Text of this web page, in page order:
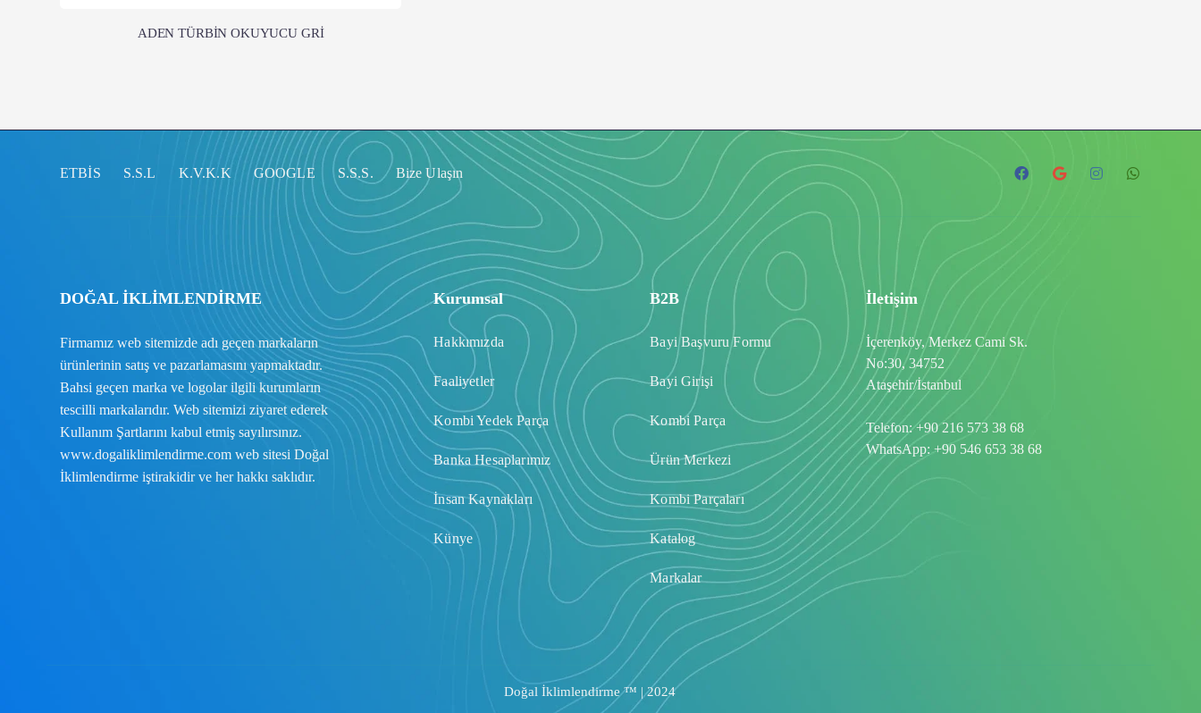
ADEN TÜRBİN OKUYUCU GRİ
ETBİS S.S.L K.V.K.K GOOGLE S.S.S. Bize Ulaşın
DOĞAL İKLİMLENDİRME
Firmamız web sitemizde adı geçen markaların
ürünlerinin satış ve pazarlamasını yapmaktadır.
Bahsi geçen marka ve logolar ilgili kurumların
tescilli markalarıdır. Web sitemizi ziyaret ederek
Kullanım Şartlarını kabul etmiş sayılırsınız.
www.dogaliklimlendirme.com web sitesi Doğal
İklimlendirme iştirakidir ve her hakkı saklıdır.
Kurumsal
Hakkımızda
Faaliyetler
Kombi Yedek Parça
Banka Hesaplarımız
İnsan Kaynakları
Künye
B2B
Bayi Başvuru Formu
Bayi Girişi
Kombi Parça
Ürün Merkezi
Kombi Parçaları
Katalog
Markalar
İletişim
İçerenköy, Merkez Cami Sk.
No:30, 34752
Ataşehir/İstanbul
Telefon:+90 216 573 38 68
WhatsApp:+90 546 653 38 68
Doğal İklimlendirme ™ | 2024